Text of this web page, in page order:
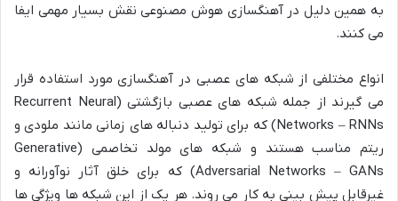
به همین دلیل در آهنگسازی هوش مصنوعی نقش بسیار مهمی ایفا
می کنند.
انواع مختلفی از شبکه های عصبی در آهنگسازی مورد استفاده قرار
می گیرند از جمله شبکه های عصبی بازگشتی (Recurrent Neural
Networks – RNNs) که برای تولید دنباله های زمانی مانند ملودی و
ریتم مناسب هستند و شبکه های مولد تخاصمی (Generative
Adversarial Networks – GANs) که برای خلق آثار نوآورانه و
غیرقابل پیش بینی به کار می روند. هر یک از این شبکه ها ویژگی ها